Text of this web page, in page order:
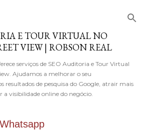
E TOUR VIRTUAL NO
VIEW | ROBSON REAL
serviços de SEO Auditoria e Tour Virtual
Ajudamos a melhorar o seu
resultados de pesquisa do Google, atrair mais
a visibilidade online do negócio.